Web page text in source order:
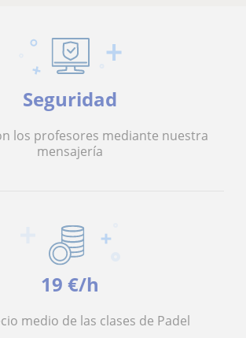
Seguridad
los profesores mediante nuestra
mensajería
19 €/h
medio de las clases de Padel